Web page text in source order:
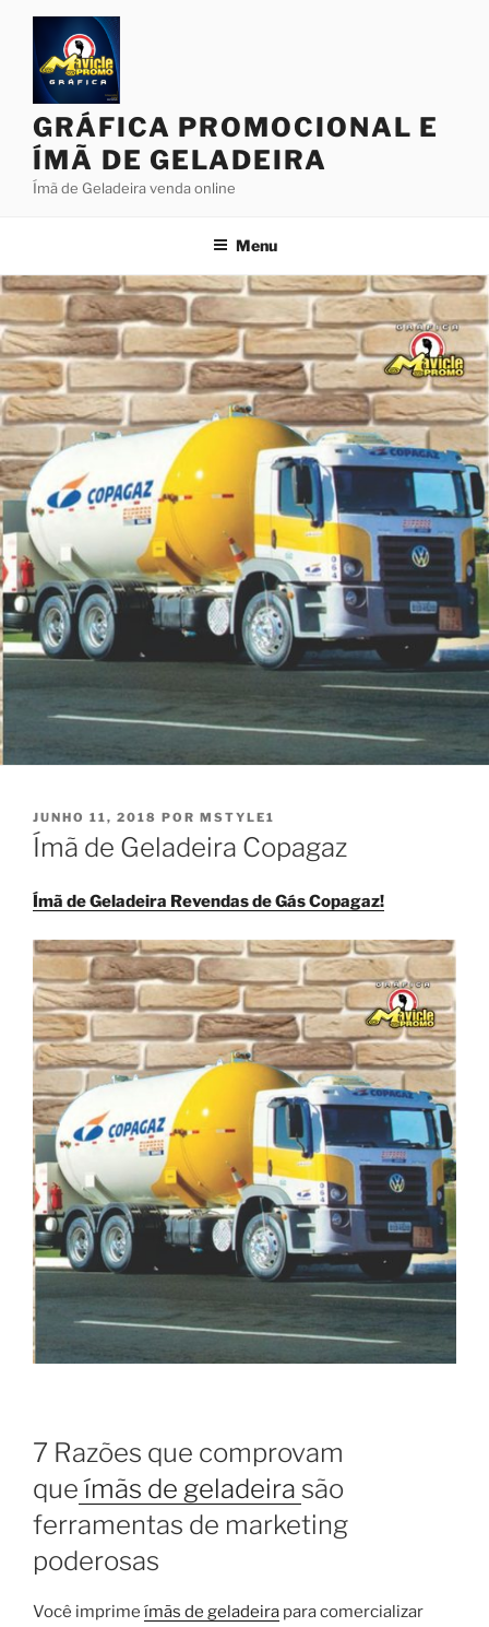
Pular
conteúdo
GRÁFICA PROMOCIONAL E
ÍMÃ DE GELADEIRA
Ímã de Geladeira venda online
Menu
PUBLICADO
EM
JUNHO 11, 2018 POR MSTYLE1
Ímã de Geladeira Copagaz
Ímã de Geladeira Revendas de Gás Copagaz!
7 Razões que comprovam
queímãs de geladeira são
ferramentas de marketing
poderosas
Você imprime ímãs de geladeira para comercializar